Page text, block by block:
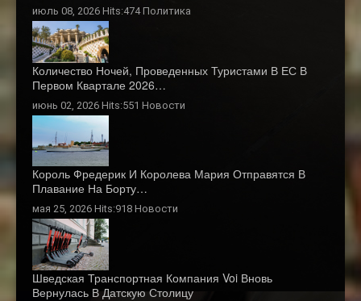
июль 08, 2026 Hits:474Политика
Количество Ночей, Проведенных Туристами В ЕС В
Первом Квартале 2026…
июнь 02, 2026 Hits:551 Новости
Король Фредерик И Королева Мария Отправятся В
Плавание На Борту…
мая 25, 2026 Hits:918 Новости
Шведская Транспортная Компания Voi Вновь
Вернулась В Датскую Столицу